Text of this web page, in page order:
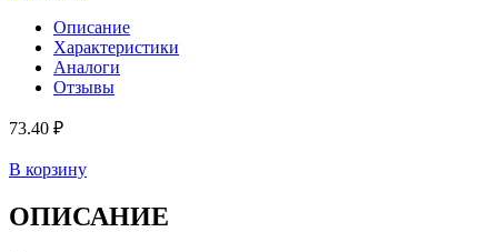
Описание
Характеристики
Аналоги
Отзывы
73.40 ₽
В корзину
ОПИСАНИЕ